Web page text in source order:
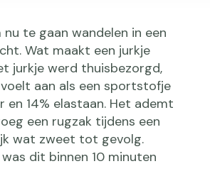
te gaan wandelen in een
Wat maakt een jurkje
jurkje werd thuisbezorgd,
aan als een sportstofje
14% elastaan. Het ademt
een rugzak tijdens een
wat zweet tot gevolg.
dit binnen 10 minuten